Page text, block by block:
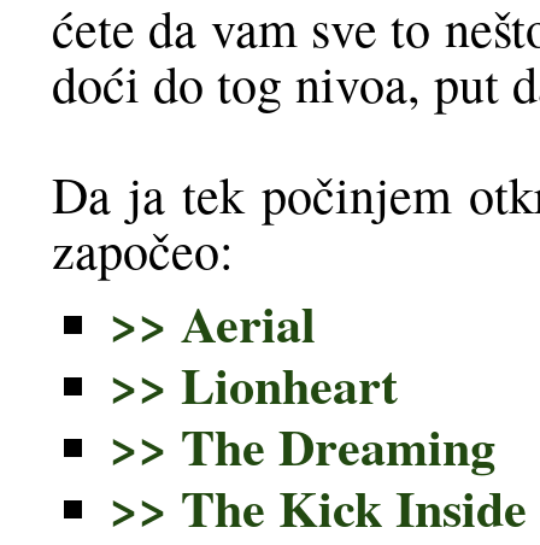
ćete da vam sve to
doći do tog nivoa, put
Da ja tek počinjem
započeo:
>> Aerial
>> Lionheart
>> The Dreaming
>> The Kick Inside